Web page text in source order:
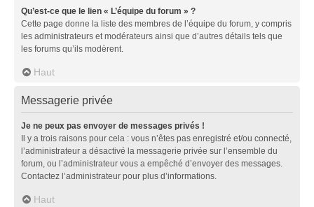
Qu’est-ce que le lien « L’équipe du forum » ?
Cette page donne la liste des membres de l’équipe du forum, y compris
les administrateurs et modérateurs ainsi que d’autres détails tels que
les forums qu’ils modèrent.
Haut
Messagerie privée
Je ne peux pas envoyer de messages privés !
Il y a trois raisons pour cela : vous n’êtes pas enregistré et/ou connecté,
l’administrateur a désactivé la messagerie privée sur l’ensemble du
forum, ou l’administrateur vous a empêché d’envoyer des messages.
Contactez l’administrateur pour plus d’informations.
Haut